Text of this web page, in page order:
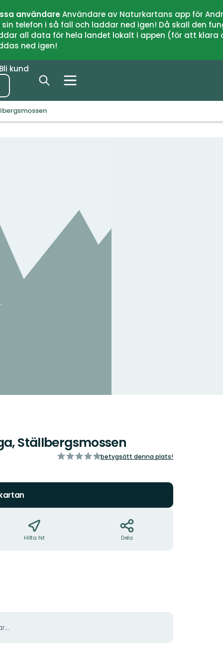
användareAnvändare av Naturkartans app för
telefon i så fall och laddar ned igen! Då skall den
all data för hela landet lokalt i appen (för att
ned igen!
Bli kund
Ställbergsmossen
av
betygsätt denna plats!
Hitta hit Dela